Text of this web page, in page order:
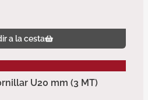
a la cesta
U20 mm (3 MT)